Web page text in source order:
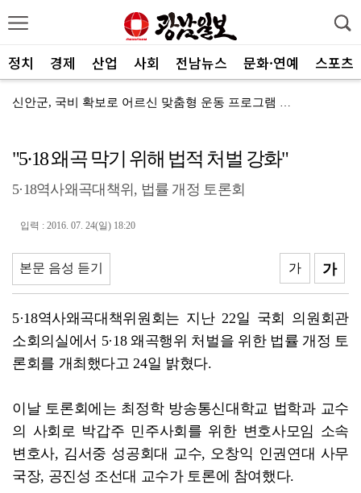
정치 경제 산업 사회 전남뉴스 문화·연예 스포츠
신안군, 국비 확보로 어르신 맞춤형 운동 프로그램 지속
전남광주통합특별시, 공공기관 유치 총력전 돌입
"서남권 반도체 클러스터 성공의 핵심은 ‘정주여건’
한 여름에 찾아온 산타…아동센터에 특별한 선물 전달
전남정보문화진흥원, SW교육 전문강사 양성과정 성료
광주FC, 검증된 미드필더 김종석 영입
광주특별시 광산구, 반도체 주민 공론장 연다
"5·18 왜곡 막기 위해 법적 처벌 강화"
5·18역사왜곡대책위, 법률 개정 토론회
입력 : 2016. 07. 24(일) 18:20
본문 음성 듣기 가
가
5·18역사왜곡대책위원회는 지난 22일 국회 의원회관
소회의실에서 5·18 왜곡행위 처벌을 위한 법률 개정 토
론회를 개최했다고 24일 밝혔다.
이날 토론회에는 최정학 방송통신대학교 법학과 교수
의 사회로 박갑주 민주사회를 위한 변호사모임 소속
변호사, 김서중 성공회대 교수, 오창익 인권연대 사무
국장, 공진성 조선대 교수가 토론에 참여했다.